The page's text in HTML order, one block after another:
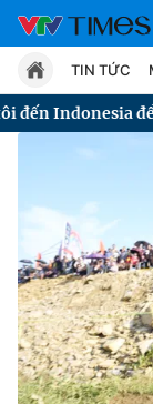
Tin tức
Move
Phong cách
TIN TỨC
trọn 3 điểm"